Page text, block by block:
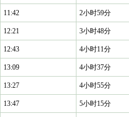
11:42 2小时59分
12:21 3小时48分
12:43 4小时11分
13:09 4小时37分
13:27 4小时55分
13:47 5小时15分